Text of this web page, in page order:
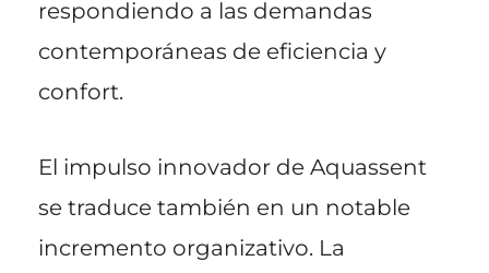
respondiendo a las demandas
contemporáneas de eficiencia y
confort.
El impulso innovador de Aquassent
se traduce también en un notable
incremento organizativo. La